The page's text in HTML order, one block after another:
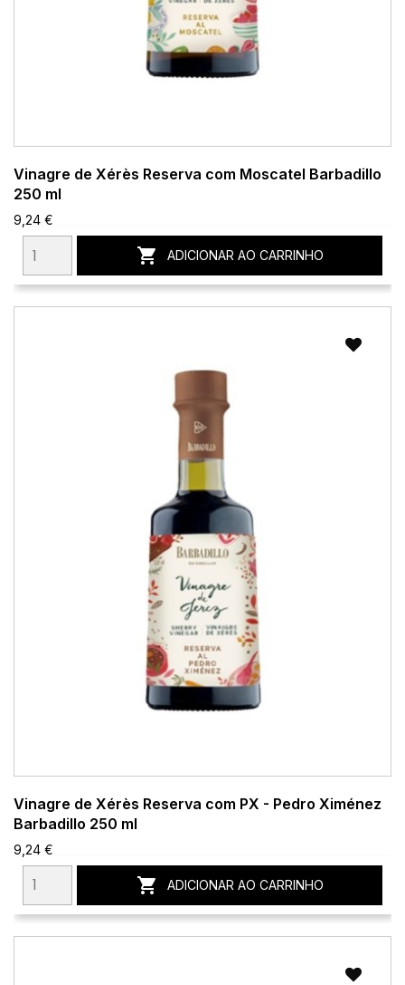
Vinagre de Xérès Reserva com Moscatel Barbadillo
250 ml
9,24 €
 ADICIONAR AO CARRINHO
Vinagre de Xérès Reserva com PX - Pedro Ximénez
Barbadillo 250 ml
9,24 €
 ADICIONAR AO CARRINHO